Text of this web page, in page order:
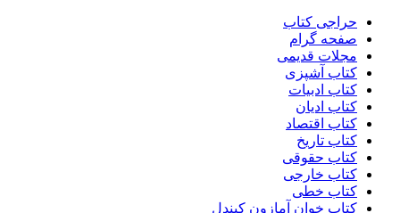
حراجی کتاب
صفحه گرام
مجلات قدیمی
کتاب آشپزی
کتاب ادبیات
کتاب ادیان
کتاب اقتصاد
کتاب تاریخ
کتاب حقوقی
کتاب خارجی
کتاب خطی
کتاب خوان آمازون کیندل